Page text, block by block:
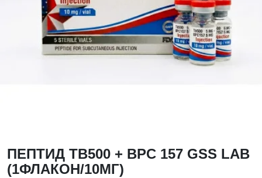
ПЕПТИД TB500 + BPC 157 GSS LAB
(1ФЛАКОН/10МГ)